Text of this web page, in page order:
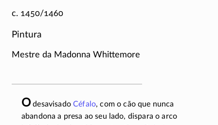
c. 1450/1460
Pintura
Mestre da Madonna Whittemore
O desavisadoCéfalo, com o cão que nunca
abandona a presa ao seu lado, dispara o arco